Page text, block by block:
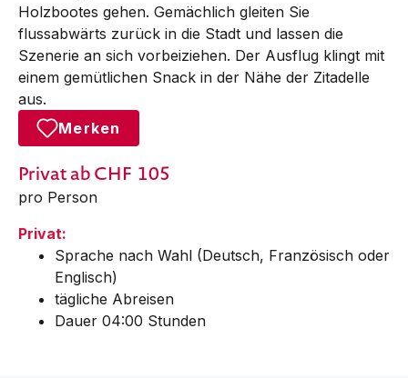
Holzbootes gehen. Gemächlich gleiten Sie
flussabwärts zurück in die Stadt und lassen die
Szenerie an sich vorbeiziehen. Der Ausflug klingt mit
einem gemütlichen Snack in der Nähe der Zitadelle
aus.
Merken
Privatab CHF 105
pro Person
Privat:
Sprache nach Wahl (Deutsch, Französisch oder
Englisch)
tägliche Abreisen
Dauer 04:00 Stunden